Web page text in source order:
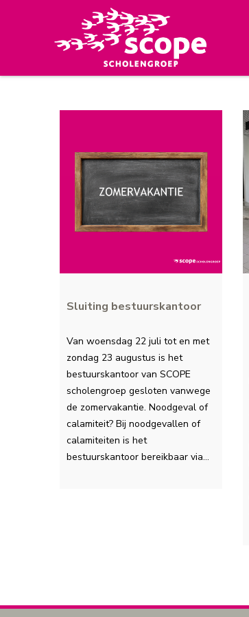
Sluiting bestuurskantoor
Van woensdag 22 juli tot en met
zondag 23 augustus is het
bestuurskantoor van SCOPE
scholengroep gesloten vanwege
de zomervakantie. Noodgeval of
calamiteit? Bij noodgevallen of
calamiteiten is het
bestuurskantoor bereikbaar via…